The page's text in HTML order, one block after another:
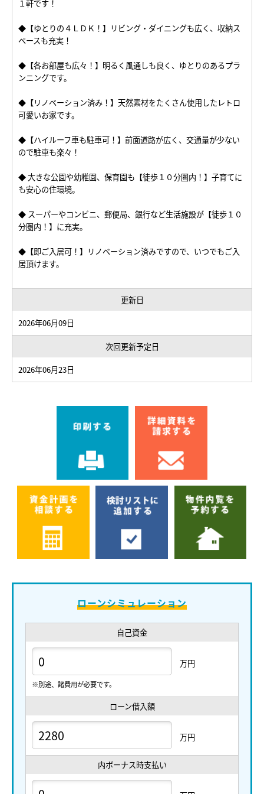
１軒です！
◆【ゆとりの４ＬＤＫ！】リビング・ダイニングも広く、収納ス
ペースも充実！
◆【各お部屋も広々！】明るく風通しも良く、ゆとりのあるプラ
ンニングです。
◆【リノベーション済み！】天然素材をたくさん使用したレトロ
可愛いお家です。
◆【ハイルーフ車も駐車可！】前面道路が広く、交通量が少ない
ので駐車も楽々！
◆ 大きな公園や幼稚園、保育園も【徒歩１０分圏内！】子育てに
も安心の住環境。
◆ スーパーやコンビニ、郵便局、銀行など生活施設が【徒歩１０
分圏内！】に充実。
◆【即ご入居可！】リノベーション済みですので、いつでもご入
居頂けます。
更新日
2026年06月09日
次回更新予定日
2026年06月23日
ローンシミュレーション
自己資金
万円
※別途、諸費用が必要です。
ローン借入額
万円
内ボーナス時支払い